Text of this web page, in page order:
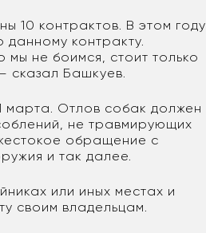
10 контрактов. В этом году
контракту.
не боимся, стоит только
сказал Башкуев.
марта. Отлов собак должен
не травмирующих
обращение с
и так далее.
или иных местах и
своим владельцам.